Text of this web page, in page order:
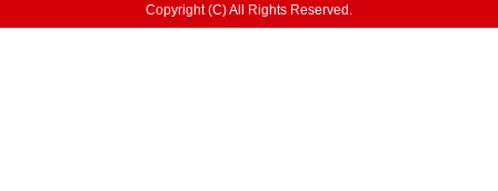
Copyright (C) All Rights Reserved.